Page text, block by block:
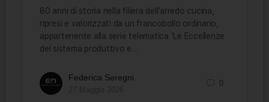
80 anni di storia nella filiera dell’arredo cucina,
ripresi e valorizzati da un francobollo ordinario,
appartenente alla serie telematica ‘Le Eccellenze
del sistema produttivo e…
Federica Seregni
0